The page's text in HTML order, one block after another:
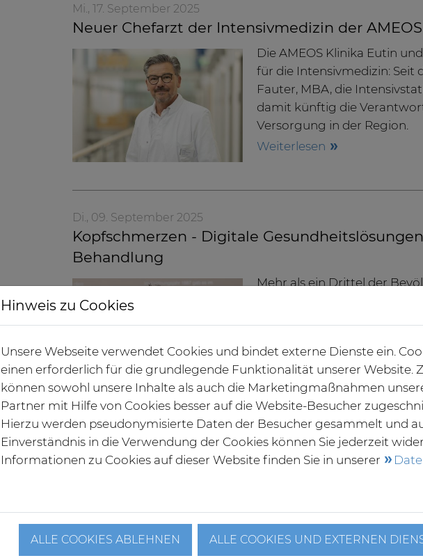
Mi., 17. September 2025
Neuer Chefarzt der Intensivmedizin der
Die AMEOS Klinika Eutin
für die Intensivmedizin: Seit
Fauter, MBA, die
damit künftig die
Versorgung in der Region.
Weiterlesen
Di., 09. September 2025
Kopfschmerzen - Digitale
Behandlung
Mehr als ein Drittel der
Kopfschmerzen. Anders als
Erkrankungen sind häufig
betroffen. Der
eröffnet neue Chancen.
Weiterlesen
Mo., 01. September 2025
Segeberger Kliniken investieren Millionen in
Die Segeberger Kliniken
die radiologische
Computertomographen
Hinweis zu Cookies
Unsere Webseite verwendet Cookies und bindet externe Dienste ein.
einen erforderlich für die grundlegende Funktionalität unserer Website.
können sowohl unsere Inhalte als auch die Marketingmaßnahmen
Partner mit Hilfe von Cookies besser auf die Website-Besucher
Hierzu werden pseudonymisierte Daten der Besucher gesammelt und
Einverständnis in die Verwendung der Cookies können Sie jederzeit
Informationen zu Cookies auf dieser Website finden Sie in unserer
ALLE COOKIES ABLEHNEN ALLE COOKIES UND EXTERNEN